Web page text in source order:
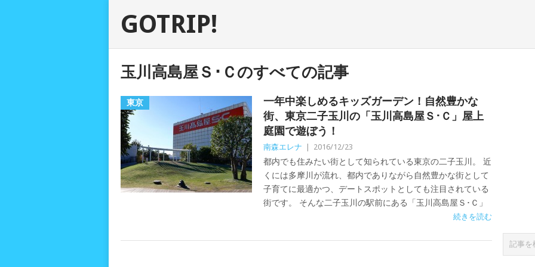
GOTRIP!
玉川高島屋Ｓ･Ｃのすべての記事
東京
一年中楽しめるキッズガーデン！自然豊かな
街、東京二子玉川の「玉川高島屋Ｓ･Ｃ」屋上
庭園で遊ぼう！
南森エレナ 2016/12/23
都内でも住みたい街として知られている東京の二子玉川。 近
くには多摩川が流れ、都内でありながら自然豊かな街として
子育てに最適かつ、デートスポットとしても注目されている
街です。 そんな二子玉川の駅前にある「玉川高島屋Ｓ･Ｃ」
続きを読む